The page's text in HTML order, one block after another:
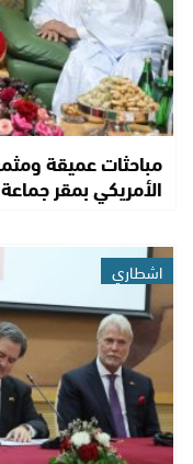
مباحثات عميقة
الأمريكي بمقر
اشطاري